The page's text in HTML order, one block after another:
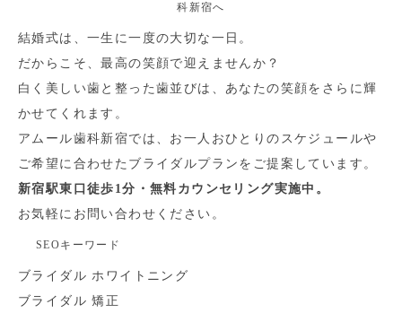
科新宿へ
結婚式は、一生に一度の大切な一日。
だからこそ、最高の笑顔で迎えませんか？
白く美しい歯と整った歯並びは、あなたの笑顔をさらに輝
かせてくれます。
アムール歯科新宿では、お一人おひとりのスケジュールや
ご希望に合わせたブライダルプランをご提案しています。
新宿駅東口徒歩1分・無料カウンセリング実施中。
お気軽にお問い合わせください。
SEOキーワード
ブライダル ホワイトニング
ブライダル 矯正